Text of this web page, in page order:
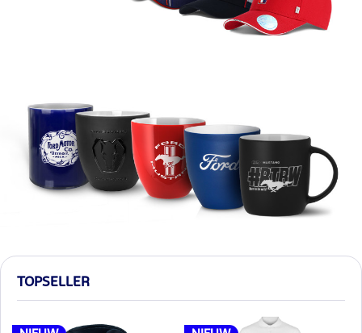
TOPSELLER